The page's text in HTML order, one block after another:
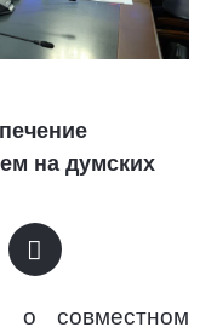
на думских
о совместном